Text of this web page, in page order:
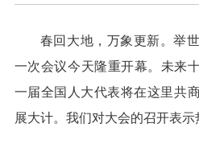
春回大地，万象更新。举
一次会议今天隆重开幕。未来
一届全国人大代表将在这里共
展大计。我们对大会的召开表示